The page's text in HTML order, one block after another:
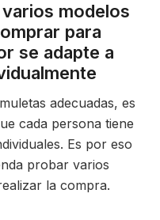
modelos
para
se adapte a
adecuadas, es
cada persona tiene
Es por eso
probar varios
la compra.